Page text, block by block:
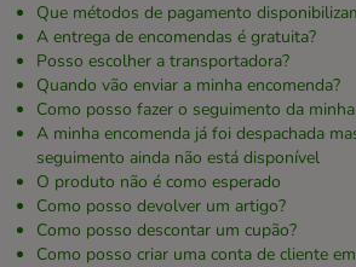
Que métodos de pagamento
A entrega de encomendas é gratuita?
Posso escolher a transportadora?
Quando vão enviar a minha encomenda?
Como posso fazer o seguimento da
A minha encomenda já foi despachada
seguimento ainda não está disponível
O produto não é como esperado
Como posso devolver um artigo?
Como posso descontar um cupão?
Como posso criar uma conta de cliente